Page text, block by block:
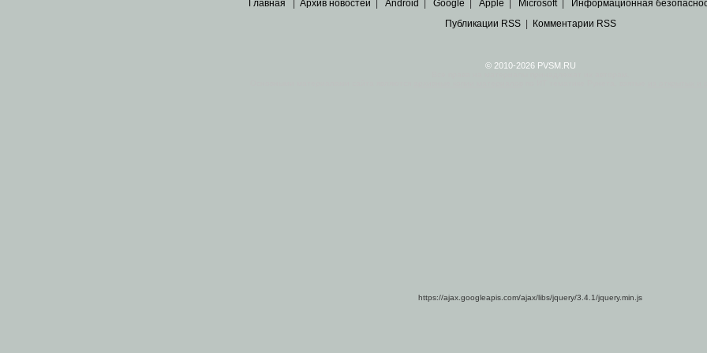
Главная Архив новостей Android Google Apple Microsoft| Информационная
Публикации RSS| Комментарии RSS
© 2010-2026 PVSM.RU
https://ajax.googleapis.com/ajax/libs/jquery/3.4.1/jquery.min.js